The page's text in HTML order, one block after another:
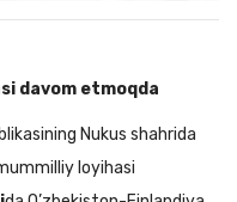
davom etmoqda
Nukus shahrida
loyihasi